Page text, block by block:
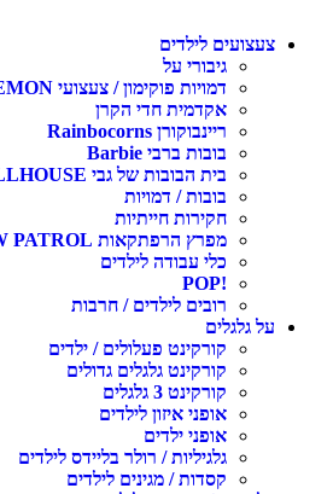
לילדים
גיבורי על
דמויות פוקימון / צעצועי POKEMON
אקדמית חדי הקרן
ריינבוקורן Rainbocorns
בובות ברבי Barbie
בית הבובות של גבי GABBY'S DOLLHOUSE
בובות / דמויות
חקירות חייתיות
מפרץ הרפתקאות PAW PATROL
כלי עבודה לילדים
רובים לילדים / חרבות
גלגלים
קורקינט פעלולים / ילדים
קורקינט גלגלים גדולים
קורקינט 3 גלגלים
אופני איזון לילדים
אופני ילדים
גלגיליות / רולר בליידס לילדים
קסדות / מגינים לילדים